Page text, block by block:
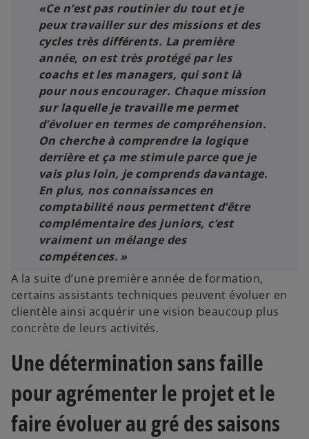
«Ce n’est pas routinier du tout et je
peux travailler sur des missions et des
cycles très différents. La première
année, on est très protégé par les
coachs et les managers, qui sont là
pour nous encourager. Chaque mission
sur laquelle je travaille me permet
d’évoluer en termes de compréhension.
On cherche à comprendre la logique
derrière et ça me stimule parce que je
vais plus loin, je comprends davantage.
En plus, nos connaissances en
comptabilité nous permettent d’être
complémentaire des juniors, c’est
vraiment un mélange des
compétences. »
A la suite d’une première année de formation,
certains assistants techniques peuvent évoluer en
clientèle ainsi acquérir une vision beaucoup plus
concrète de leurs activités.
Une détermination sans faille
pour agrémenter le projet et le
faire évoluer au gré des saisons